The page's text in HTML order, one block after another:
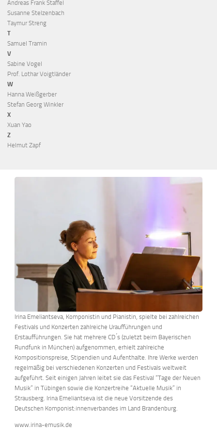
Irina Emeliantseva, Komponistin und Pianistin, spielte bei zahlreichen
Festivals und Konzerten zahlreiche Uraufführungen und
Erstaufführungen. Sie hat mehrere CD ́s (zuletzt beim Bayerischen
Rundfunk in München) aufgenommen, erhielt zahlreiche
Kompositionspreise, Stipendien und Aufenthalte. Ihre Werke werden
regelmäßig bei verschiedenen Konzerten und Festivals weltweit
aufgeführt. Seit einigen Jahren leitet sie das Festival “Tage der Neuen
Musik” in Tübingen sowie die Konzertreihe “Aktuelle Musik” in
Strausberg. Irina Emeliantseva ist die neue Vorsitzende des
Deutschen Komponist:innenverbandes im Land Brandenburg.
www.irina-emusik.de
Andreas Frank Staffel
Susanne Stelzenbach
Taymur Streng
T
Samuel Tramin
V
Sabine Vogel
Prof. Lothar Voigtländer
W
Hanna Weißgerber
Stefan Georg Winkler
X
Xuan Yao
Z
Helmut Zapf